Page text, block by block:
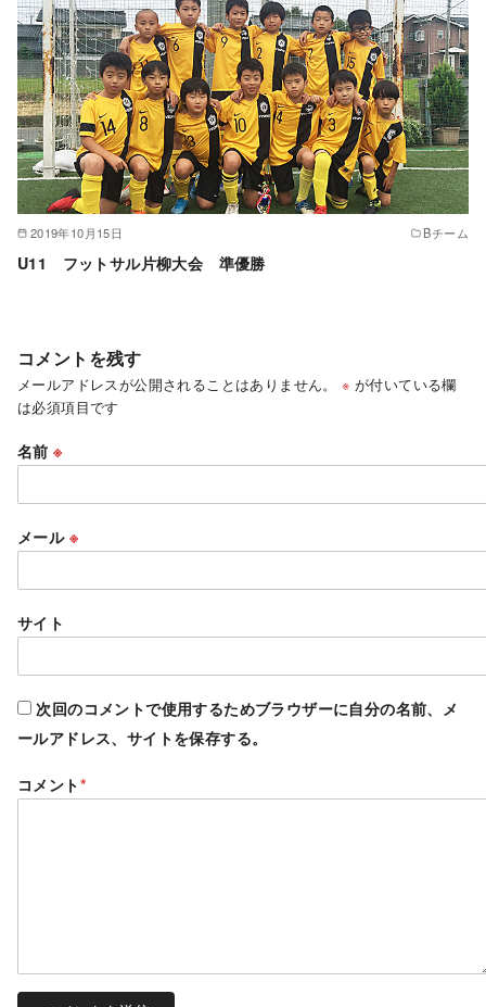
2019年10月15日 Bチーム
U11 フットサル片柳大会 準優勝
コメントを残す
メールアドレスが公開されることはありません。 ※ が付いている欄
は必須項目です
名前※
メール ※
サイト
次回のコメントで使用するためブラウザーに自分の名前、メ
ールアドレス、サイトを保存する。
コメント*